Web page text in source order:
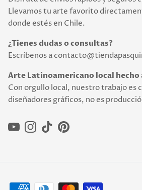
Llevamos tu arte favorito
donde estés en Chile.
¿Tienes dudas o consultas?
Escríbenos a
Arte Latinoamericano local hecho
Con orgullo local, nuestro trabajo es
diseñadores gráficos, no es
YouTubeInstagram
TikTokPinterest